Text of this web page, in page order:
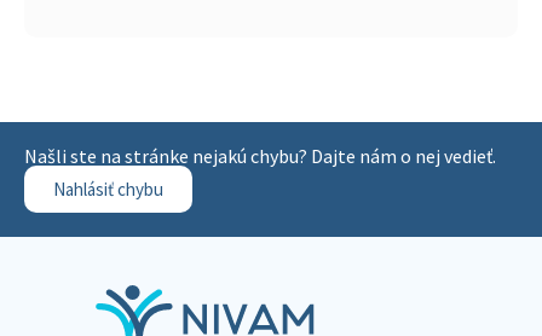
Našli ste na stránke nejakú chybu? Dajte nám o nej vedieť.
Nahlásiť chybu